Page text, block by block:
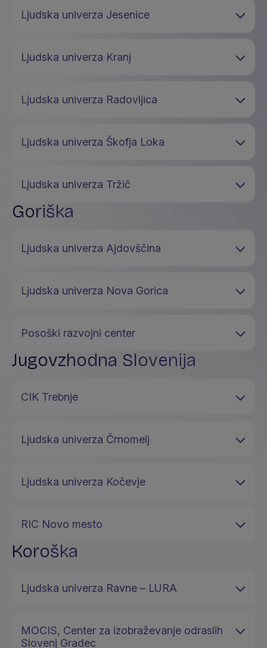
Ljudska univerza Jesenice
Ljudska univerza Kranj
Ljudska univerza Radovljica
Ljudska univerza Škofja Loka
Ljudska univerza Tržič
Goriška
Ljudska univerza Ajdovščina
Ljudska univerza Nova Gorica
Posoški razvojni center
Jugovzhodna Slovenija
CIK Trebnje
Ljudska univerza Črnomelj
Ljudska univerza Kočevje
RIC Novo mesto
Koroška
Ljudska univerza Ravne – LURA
MOCIS, Center za izobraževanje odraslih
Slovenj Gradec